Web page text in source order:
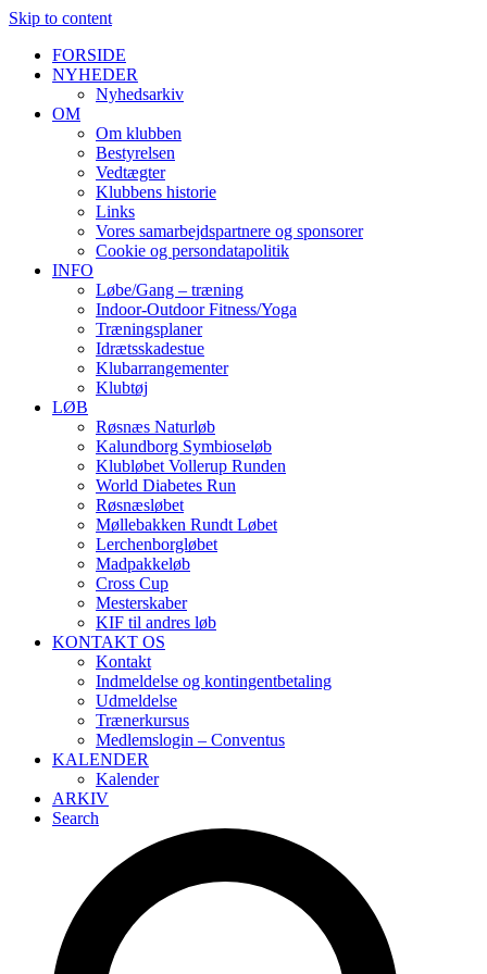
Skip to content
FORSIDE
NYHEDER
Nyhedsarkiv
OM
Om klubben
Bestyrelsen
Vedtægter
Klubbens historie
Links
Vores samarbejdspartnere og sponsorer
Cookie og persondatapolitik
INFO
Løbe/Gang – træning
Indoor-Outdoor Fitness/Yoga
Træningsplaner
Idrætsskadestue
Klubarrangementer
Klubtøj
LØB
Røsnæs Naturløb
Kalundborg Symbioseløb
Klubløbet Vollerup Runden
World Diabetes Run
Røsnæsløbet
Møllebakken Rundt Løbet
Lerchenborgløbet
Madpakkeløb
Cross Cup
Mesterskaber
KIF til andres løb
KONTAKT OS
Kontakt
Indmeldelse og kontingentbetaling
Udmeldelse
Trænerkursus
Medlemslogin – Conventus
KALENDER
Kalender
ARKIV
Search